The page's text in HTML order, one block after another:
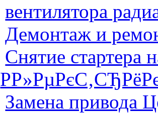
вентилятора
Демонтаж и
Снятие
Замена привода